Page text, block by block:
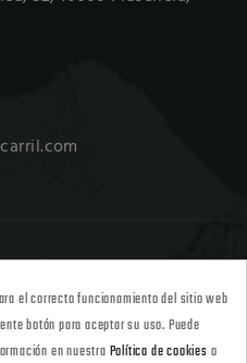

el correcto funcionamiento del sitio web
botón para aceptar su uso. Puede
en nuestra Política de cookies o